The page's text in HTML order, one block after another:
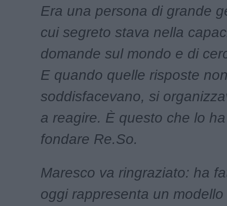
Era una persona di grande
cui segreto stava nella
domande sul mondo e di
E quando quelle risposte
soddisfacevano, si
a reagire. È questo che lo
fondare Re.So.
Maresco va ringraziato: ha
oggi rappresenta un